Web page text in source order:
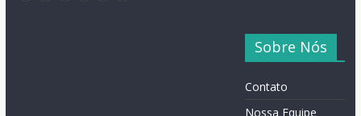
Sobre Nós
Contato
Nossa Equipe